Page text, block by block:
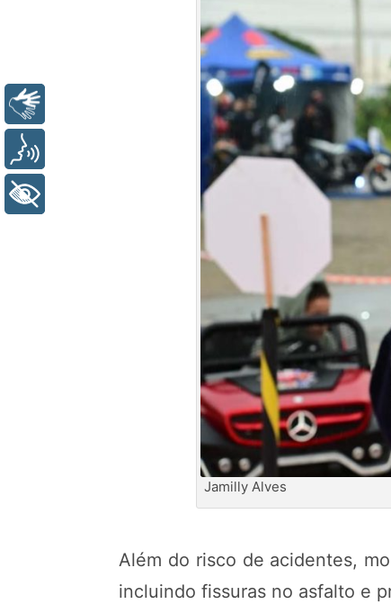
Jamilly Alves
Além do risco de acidentes,
incluindo fissuras no asfalto e